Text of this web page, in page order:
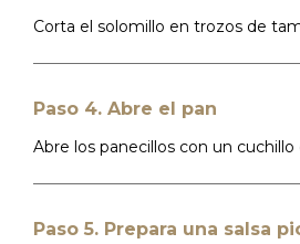
Corta el solomillo en trozos de
Paso 4. Abre el pan
Abre los panecillos con un cuchillo
Paso 5. Prepara una salsa